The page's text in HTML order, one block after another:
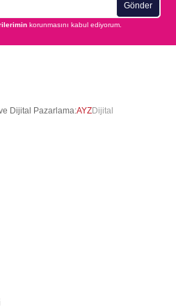
Gönder
korunmasını kabul ediyorum.
Dijital Pazarlama:AYZDijital